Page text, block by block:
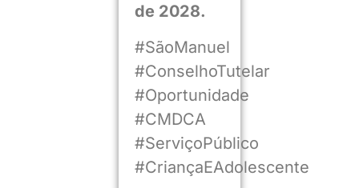
de 2028.
#SãoManuel
#ConselhoTutelar
#Oportunidade
#CMDCA
#ServiçoPúblico
#CriançaEAdolescente